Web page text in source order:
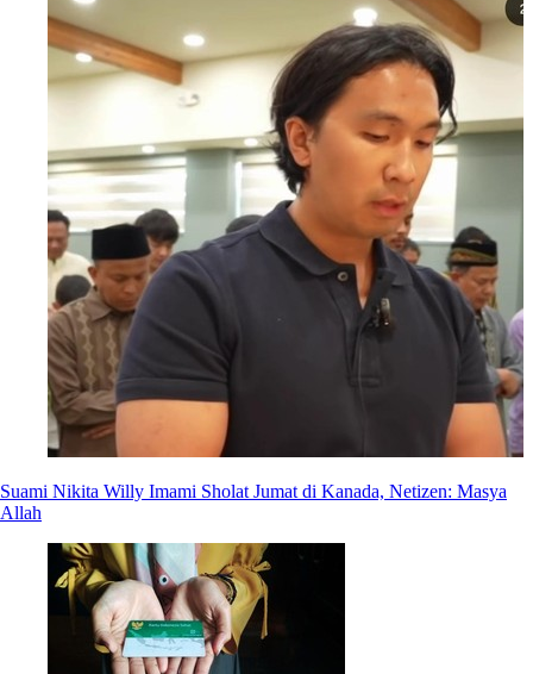
Suami Nikita Willy Imami Sholat Jumat di Kanada, Netizen: Masya
Allah